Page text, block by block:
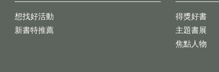
想找好活動
新書特推薦
得獎好書
主題書展
焦點人物